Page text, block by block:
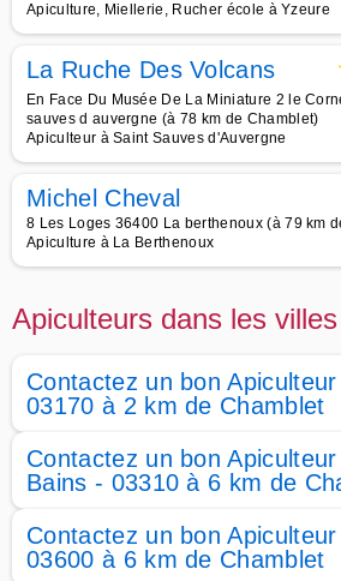
Apiculture, Miellerie, Rucher école à Yzeure
La Ruche Des Volcans
En Face Du Musée De La Miniature 2 le
sauves d auvergne (à 78 km de Chamblet)
Apiculteur à Saint Sauves d'Auvergne
Michel Cheval
8 Les Loges 36400 La berthenoux (à 79 km
Apiculture à La Berthenoux
Apiculteurs dans les
Contactez un bon
03170 à 2 km de Chamblet
Contactez un bon
Bains - 03310 à 6 km de
Contactez un bon
03600 à 6 km de Chamblet